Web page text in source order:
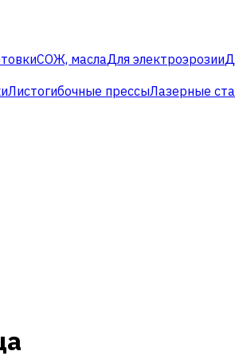
СОЖ, маслаДля электроэрозии
Листогибочные прессыЛазерные